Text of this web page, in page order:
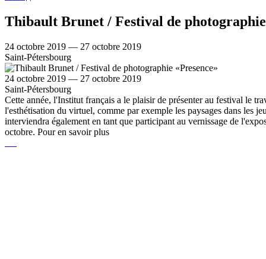
Thibault Brunet / Festival de photographie
24 octobre 2019 — 27 octobre 2019
Saint-Pétersbourg
24 octobre 2019 — 27 octobre 2019
Saint-Pétersbourg
Cette année, l'Institut français a le plaisir de présenter au festival le
l'esthétisation du virtuel, comme par exemple les paysages dans les
interviendra également en tant que participant au vernissage de
octobre. Pour en savoir plus